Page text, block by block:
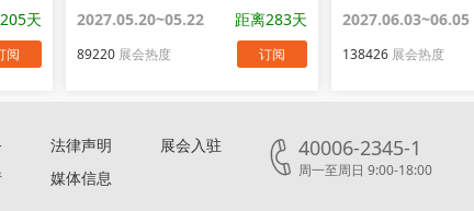
天
阅
2027.05.20~05.22
距离283天
89220展会热度 订阅
2027.06.03~06.05
138426 展会热度
法律声明
媒体信息
展会入驻 40006-2345-1
周一至周日 9:00-18:00